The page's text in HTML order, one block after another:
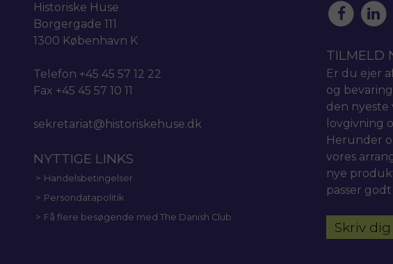
Historiske Huse
Borgergade 111
1300 København K
Telefon +45 45 57 12 22
Fax +45 45 57 10 11
sekretariat@historiskehuse.dk
NYTTIGE LINKS
Handelsbetingelser
Persondatapolitik
Få flere besøgende med The Danish Club
TILMELD
Er du ejer
og
den nyeste
lovgivning
Herunder
vores
nye
passer
Skriv